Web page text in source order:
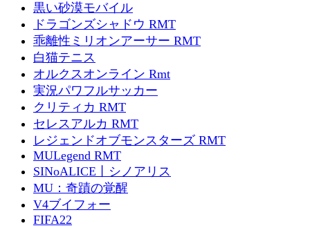
黒い砂漠モバイル
ドラゴンズシャドウ RMT
乖離性ミリオンアーサー RMT
白猫テニス
オルクスオンライン Rmt
実況パワフルサッカー
クリティカ RMT
セレスアルカ RMT
レジェンドオブモンスターズ RMT
MULegend RMT
SINoALICE丨シノアリス
MU：奇蹟の覚醒
V4ブイフォー
FIFA22